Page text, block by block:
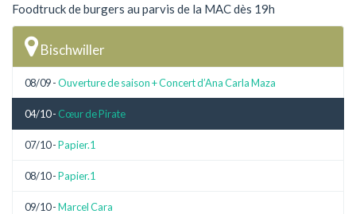
Foodtruck de burgers au parvis de la MAC dès 19h
Bischwiller
08/09 -Ouverture de saison + Concert d’Ana Carla Maza
04/10 - Cœur de Pirate
07/10 -Papier.1
08/10 -Papier.1
09/10 -Marcel Cara